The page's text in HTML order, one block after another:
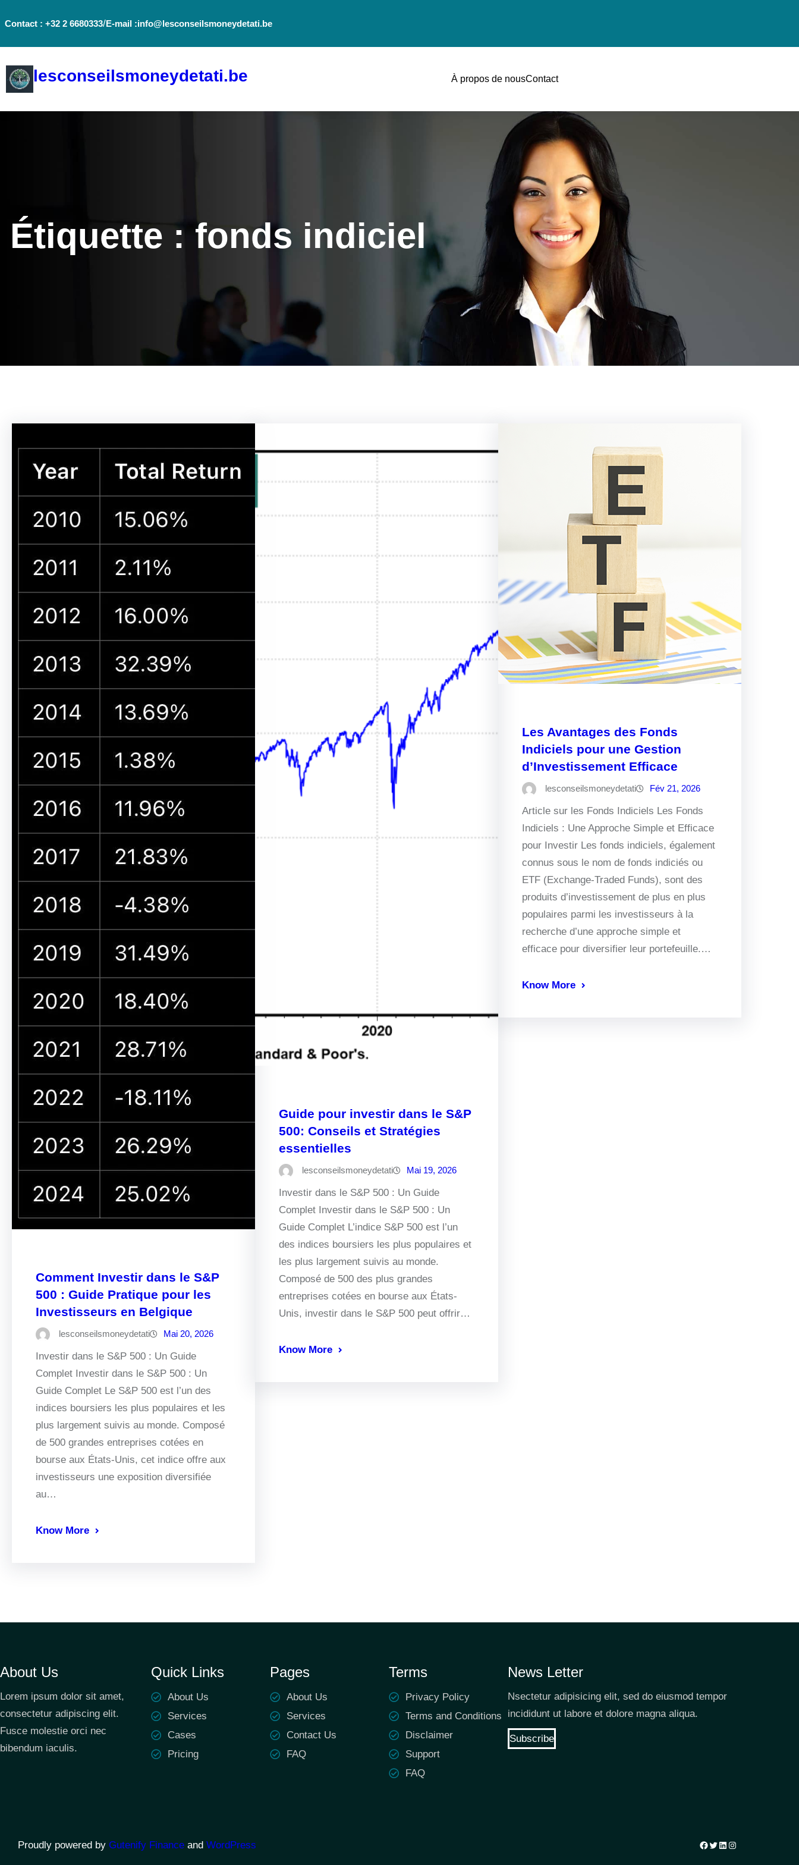
auContact : +32 2 6680333/E-mail :info@lesconseilsmoneydetati.be
lesconseilsmoneydetati.be À propos de nousContact
Étiquette : fonds indiciel
Comment Investir dans le S&P
500 : Guide Pratique pour les
Investisseurs en Belgique
lesconseilsmoneydetati Mai 20, 2026
Investir dans le S&P 500 : Un Guide
Complet Investir dans le S&P 500 : Un
Guide Complet Le S&P 500 est l’un des
indices boursiers les plus populaires et les
plus largement suivis au monde. Composé
de 500 grandes entreprises cotées en
bourse aux États-Unis, cet indice offre aux
investisseurs une exposition diversifiée
au…
Know More
Guide pour investir dans le S&P
500: Conseils et Stratégies
essentielles
lesconseilsmoneydetati Mai 19, 2026
Investir dans le S&P 500 : Un Guide
Complet Investir dans le S&P 500 : Un
Guide Complet L’indice S&P 500 est l’un
des indices boursiers les plus populaires et
les plus largement suivis au monde.
Composé de 500 des plus grandes
entreprises cotées en bourse aux États-
Unis, investir dans le S&P 500 peut offrir…
Know More
Les Avantages des Fonds
Indiciels pour une Gestion
d’Investissement Efficace
lesconseilsmoneydetati Fév 21, 2026
Article sur les Fonds Indiciels Les Fonds
Indiciels : Une Approche Simple et Efficace
pour Investir Les fonds indiciels, également
connus sous le nom de fonds indiciés ou
ETF (Exchange-Traded Funds), sont des
produits d’investissement de plus en plus
populaires parmi les investisseurs à la
recherche d’une approche simple et
efficace pour diversifier leur portefeuille.…
Know More
About Us
Lorem ipsum dolor sit amet,
consectetur adipiscing elit.
Fusce molestie orci nec
bibendum iaculis.
Quick Links
About Us
Services
Cases
Pricing
Pages
About Us
Services
Contact Us
FAQ
Terms
Privacy Policy
Terms and Conditions
Disclaimer
Support
FAQ
News Letter
Nsectetur adipisicing elit, sed do eiusmod tempor
incididunt ut labore et dolore magna aliqua.
Subscribe
Proudly powered by Gutenify Finance and WordPress Facebook
Twitter
LinkedIn
Instagram